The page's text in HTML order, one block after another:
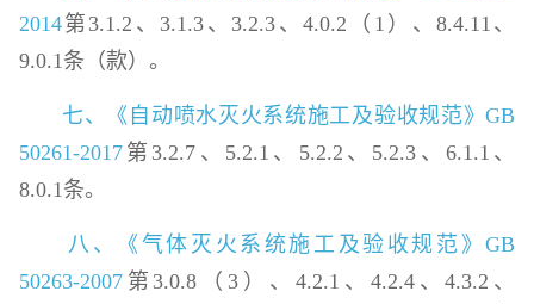
2014第3.1.2、3.1.3、3.2.3、4.0.2（1）、8.4.11、
9.0.1条（款）。
七、《自动喷水灭火系统施工及验收规范》GB
50261-2017第3.2.7、5.2.1、5.2.2、5.2.3、6.1.1、
8.0.1条。
八、《气体灭火系统施工及验收规范》GB
50263-2007第3.0.8（3）、4.2.1、4.2.4、4.3.2、